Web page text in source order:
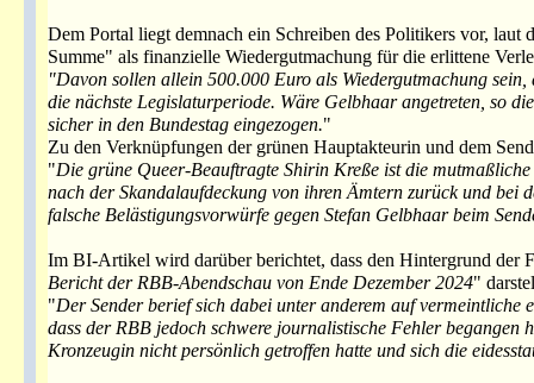
Dem Portal liegt demnach ein Schreiben des Politikers vor, laut
Summe" als finanzielle Wiedergutmachung für die erlittene
"Davon sollen allein 500.000 Euro als Wiedergutmachung
die nächste Legislaturperiode. Wäre Gelbhaar angetreten, so
sicher in den Bundestag eingezogen."
Zu den Verknüpfungen der grünen Hauptakteurin und dem
"Die grüne Queer-Beauftragte Shirin Kreße ist die
nach der Skandalaufdeckung von ihren Ämtern zurück und bei
falsche Belästigungsvorwürfe gegen Stefan Gelbhaar beim
Im BI-Artikel wird darüber berichtet, dass den Hintergrund der
Bericht der RBB-Abendschau von Ende Dezember 2024"
"Der Sender berief sich dabei unter anderem auf vermeintliche
dass der RBB jedoch schwere journalistische Fehler begangen
Kronzeugin nicht persönlich getroffen hatte und sich die